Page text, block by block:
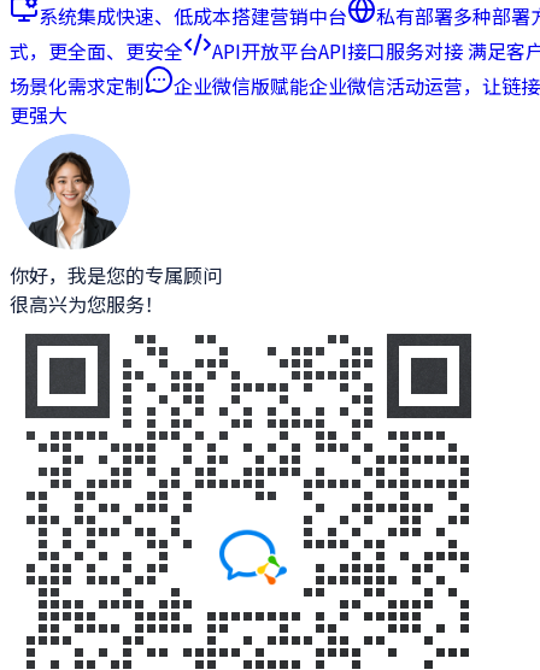
系统集成快速、低成本搭建营销中台 私有部署多种部署
式，更全面、更安全
API开放平台API接口服务对接 满足客
场景化需求定制
企业微信版赋能企业微信活动运营，让链接
更强大
你好，我是您的专属顾问
很高兴为您服务！